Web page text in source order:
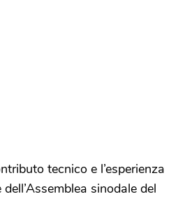
tecnico e l’esperienza
sinodale del